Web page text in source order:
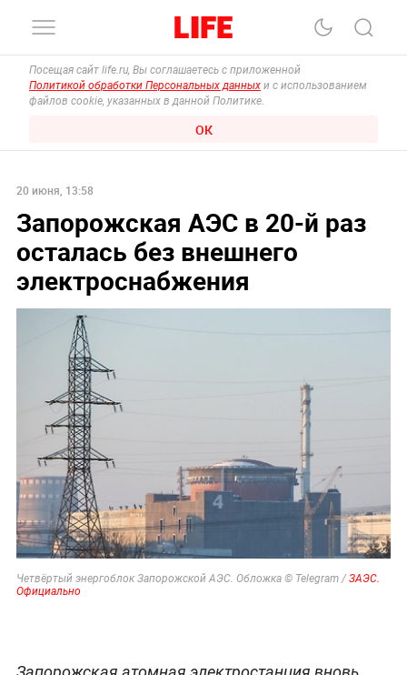
Посещая сайт life.ru, Вы соглашаетесь с приложенной
Политикой обработки Персональных данных и с использованием
файлов cookie, указанных в данной Политике.
ОК
20 июня, 13:58
Запорожская АЭС в 20-й раз
осталась без внешнего
электроснабжения
Четвёртый энергоблок Запорожской АЭС. Обложка © Telegram / ЗАЭС.
Официально